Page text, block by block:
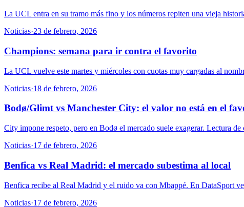
La UCL entra en su tramo más fino y los números repiten una vieja
Noticias·23 de febrero, 2026
Champions: semana para ir contra el favorito
La UCL vuelve este martes y miércoles con cuotas muy cargadas al
Noticias·18 de febrero, 2026
Bodø/Glimt vs Manchester City: el valor no está en el
City impone respeto, pero en Bodø el mercado suele exagerar. Lectura
Noticias·17 de febrero, 2026
Benfica vs Real Madrid: el mercado subestima al local
Benfica recibe al Real Madrid y el ruido va con Mbappé. En DataSport
Noticias·17 de febrero, 2026